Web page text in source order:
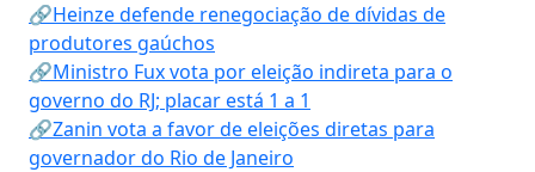
🔗Heinze defende renegociação de dívidas de
produtores gaúchos
🔗Ministro Fux vota por eleição indireta para o
governo do RJ; placar está 1 a 1
🔗Zanin vota a favor de eleições diretas para
governador do Rio de Janeiro